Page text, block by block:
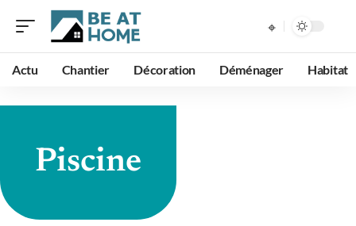
Actu Chantier Décoration Déménager Habitat
Piscine